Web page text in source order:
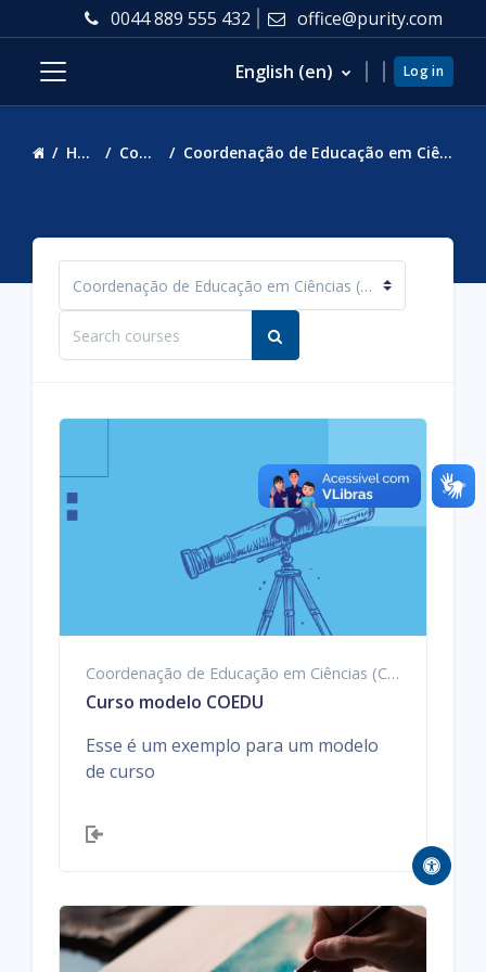
Skip to main content0044 889 555 432 office@purity.com
English ‎(en)‎ Log in
Home Courses Coordenação de Educação em Ciências (COEDU)
Course categories
Search courses
Coordenação de Educação em Ciências (COEDU)
Curso modelo COEDU
Esse é um exemplo para um modelo
de curso